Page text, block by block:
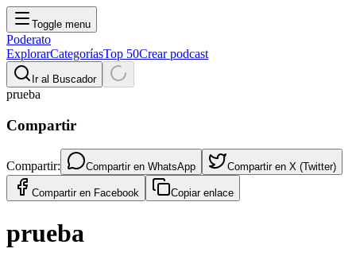
Toggle menu
Poderato
ExplorarCategoríasTop 50Crear podcast
Ir al Buscador
prueba
Compartir
Compartir: Compartir en WhatsApp Compartir en X (Twitter)
Compartir en Facebook Copiar enlace
prueba